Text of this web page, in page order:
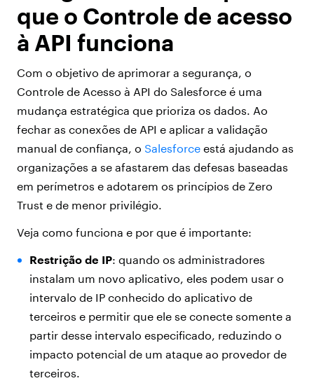
que o Controle de acesso
à API funciona
Com o objetivo de aprimorar a segurança, o
Controle de Acesso à API do Salesforce é uma
mudança estratégica que prioriza os dados. Ao
fechar as conexões de API e aplicar a validação
manual de confiança, o Salesforce está ajudando as
organizações a se afastarem das defesas baseadas
em perímetros e adotarem os princípios de Zero
Trust e de menor privilégio.
Veja como funciona e por que é importante:
Restrição de IP: quando os administradores
instalam um novo aplicativo, eles podem usar o
intervalo de IP conhecido do aplicativo de
terceiros e permitir que ele se conecte somente a
partir desse intervalo especificado, reduzindo o
impacto potencial de um ataque ao provedor de
terceiros.